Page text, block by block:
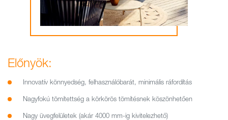
Előnyök:
Innovatív könnyedség, felhasználóbarát, minimális ráfordítás
Nagyfokú tömítettség a körkörös tömítésnek köszönhetően
Nagy üvegfelületek (akár 4000 mm-ig kivitelezhető)